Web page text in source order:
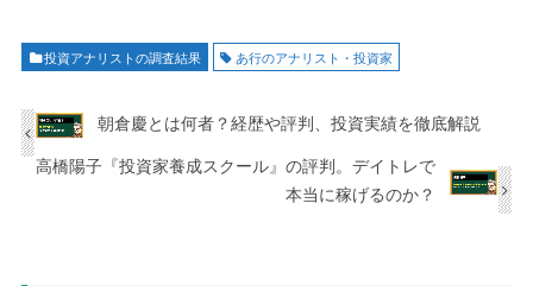
投資アナリストの調査結果 あ行のアナリスト・投資家
朝倉慶とは何者？経歴や評判、投資実績を徹底解説
高橋陽子『投資家養成スクール』の評判。デイトレで
本当に稼げるのか？